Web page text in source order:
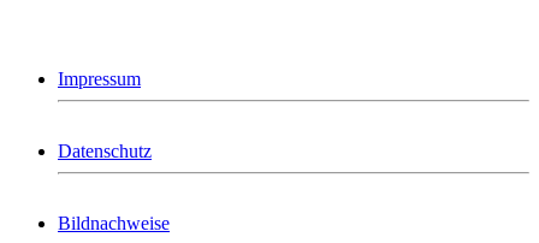
Impressum
Datenschutz
Bildnachweise